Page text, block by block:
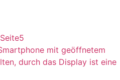
Seite5